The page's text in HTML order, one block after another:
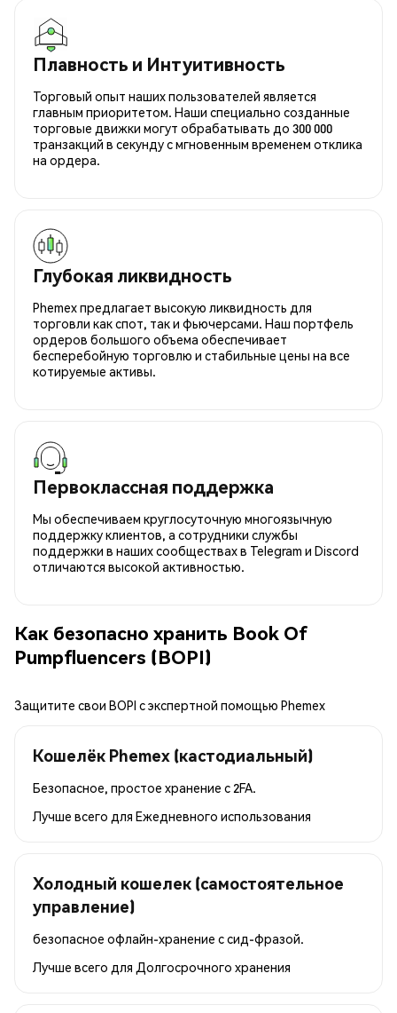
Плавность и Интуитивность
Торговый опыт наших пользователей является
главным приоритетом. Наши специально созданные
торговые движки могут обрабатывать до 300 000
транзакций в секунду с мгновенным временем отклика
на ордера.
Глубокая ликвидность
Phemex предлагает высокую ликвидность для
торговли как спот, так и фьючерсами. Наш портфель
ордеров большого объема обеспечивает
бесперебойную торговлю и стабильные цены на все
котируемые активы.
Первоклассная поддержка
Мы обеспечиваем круглосуточную многоязычную
поддержку клиентов, а сотрудники службы
поддержки в наших сообществах в Telegram и Discord
отличаются высокой активностью.
Как безопасно хранить Book Of
Pumpfluencers (BOPI)
Защитите свои BOPI с экспертной помощью Phemex
Кошелёк Phemex (кастодиальный)
Безопасное, простое хранение с 2FA.
Лучше всего для Ежедневного использования
Холодный кошелек (самостоятельное
управление)
безопасное офлайн-хранение с сид-фразой.
Лучше всего для Долгосрочного хранения